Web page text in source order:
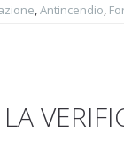
,Antincendio,